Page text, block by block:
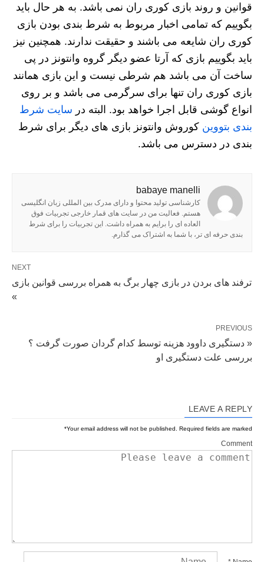
قوانین و روند بازی کوری ران نمی باشد. به هر حال باید
بگوییم که تمامی اخبار مربوط به شرط بندی بودن بازی
کوری ران شایعه می باشند و حقیقت ندارند. همچنین نیز
باید بگوییم بازی که آرتا عضو دیگر گروه وانتونز در پی
ساخت آن می باشد هم شرطی نیست و این بازی همانند
بازی کوری ران تنها برای سرگرمی می باشد و بر روی
انواع گوشی قابل اجرا خواهد بود. البته در سایت شرط
بندی بتووین کوروش وانتونز بازی های دیگر برای شرط
بندی در دسترس می باشد.
babaye manelli
کارشناسی تولید محتوا و دارای مدرک بین المللی زبان انگلیسی
هستم. فعالیت من در سایت های قمار خارجی تجربیات فوق
العاده ای را برایم به همراه داشت. این تجربیات را برای شرط
بندی حرفه ای تر، با شما به اشتراک می گذارم.
NEXT
ترفند های بردن در بازی چهار برگ به همراه بررسی قوانین بازی
»
PREVIOUS
« دستگیری داوود هزینه توسط کدام گردان صورت گرفت ؟
بررسی علت دستگیری او
LEAVE A REPLY
Your email address will not be published. Required fields are marked
*
Comment